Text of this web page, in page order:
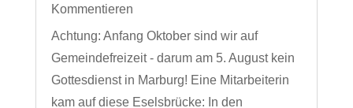
Kommentieren
Achtung: Anfang Oktober sind wir auf
Gemeindefreizeit - darum am 5. August kein
Gottesdienst in Marburg! Eine Mitarbeiterin
kam auf diese Eselsbrücke: In den